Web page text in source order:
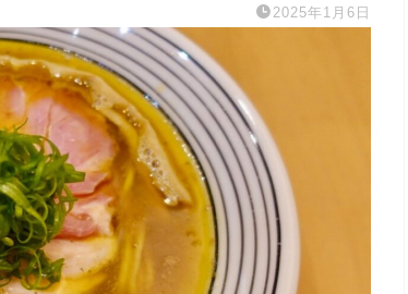
2025年1月6日